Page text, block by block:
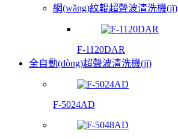
網(wǎng)紋輥超聲波清洗機(jī)
F-1120DAR
全自動(dòng)超聲波清洗機(jī)
F-5024AD